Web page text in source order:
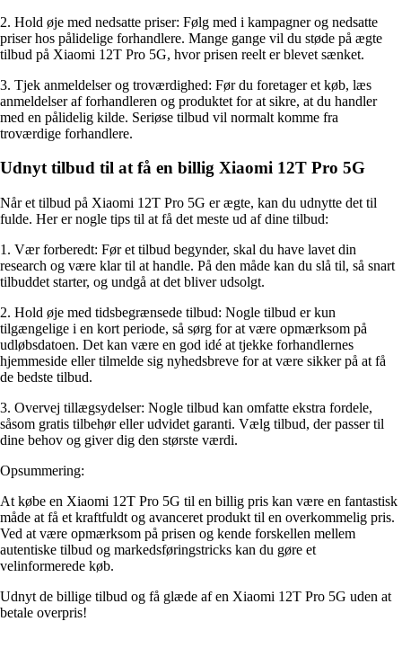
2. Hold øje med nedsatte priser: Følg med i kampagner og nedsatte
priser hos pålidelige forhandlere. Mange gange vil du støde på ægte
tilbud på Xiaomi 12T Pro 5G, hvor prisen reelt er blevet sænket.
3. Tjek anmeldelser og troværdighed: Før du foretager et køb, læs
anmeldelser af forhandleren og produktet for at sikre, at du handler
med en pålidelig kilde. Seriøse tilbud vil normalt komme fra
troværdige forhandlere.
Udnyt tilbud til at få en billig Xiaomi 12T Pro 5G
Når et tilbud på Xiaomi 12T Pro 5G er ægte, kan du udnytte det til
fulde. Her er nogle tips til at få det meste ud af dine tilbud:
1. Vær forberedt: Før et tilbud begynder, skal du have lavet din
research og være klar til at handle. På den måde kan du slå til, så snart
tilbuddet starter, og undgå at det bliver udsolgt.
2. Hold øje med tidsbegrænsede tilbud: Nogle tilbud er kun
tilgængelige i en kort periode, så sørg for at være opmærksom på
udløbsdatoen. Det kan være en god idé at tjekke forhandlernes
hjemmeside eller tilmelde sig nyhedsbreve for at være sikker på at få
de bedste tilbud.
3. Overvej tillægsydelser: Nogle tilbud kan omfatte ekstra fordele,
såsom gratis tilbehør eller udvidet garanti. Vælg tilbud, der passer til
dine behov og giver dig den største værdi.
Opsummering:
At købe en Xiaomi 12T Pro 5G til en billig pris kan være en fantastisk
måde at få et kraftfuldt og avanceret produkt til en overkommelig pris.
Ved at være opmærksom på prisen og kende forskellen mellem
autentiske tilbud og markedsføringstricks kan du gøre et
velinformerede køb.
Udnyt de billige tilbud og få glæde af en Xiaomi 12T Pro 5G uden at
betale overpris!